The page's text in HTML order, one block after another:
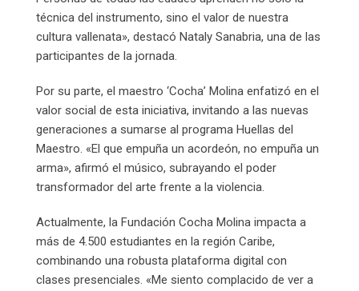
técnica del instrumento, sino el valor de nuestra
cultura vallenata», destacó Nataly Sanabria, una de las
participantes de la jornada.
Por su parte, el maestro ‘Cocha’ Molina enfatizó en el
valor social de esta iniciativa, invitando a las nuevas
generaciones a sumarse al programa Huellas del
Maestro. «El que empuña un acordeón, no empuña un
arma», afirmó el músico, subrayando el poder
transformador del arte frente a la violencia.
Actualmente, la Fundación Cocha Molina impacta a
más de 4.500 estudiantes en la región Caribe,
combinando una robusta plataforma digital con
clases presenciales. «Me siento complacido de ver a